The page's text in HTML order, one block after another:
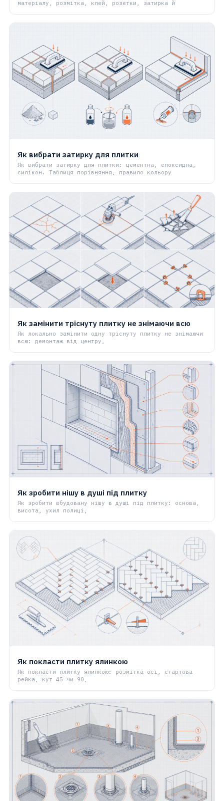
матеріалу, розмітка, клей, розетки, затирка й
Як вибрати затирку для плитки
Як вибрати затирку для плитки: цементна, епоксидна,
силікон. Таблиця порівняння, правило кольору
Як замінити тріснуту плитку не знімаючи всю
Як локально замінити одну тріснуту плитку не знімаючи
всю: демонтаж від центру,
Як зробити нішу в душі під плитку
Як зробити вбудовану нішу в душі під плитку: основа,
висота, ухил полиці,
Як покласти плитку ялинкою
Як покласти плитку ялинкою: розмітка осі, стартова
рейка, кут 45 чи 90,